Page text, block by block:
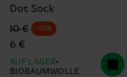
Dot Sock
Originalpreis
10 €
Reduzierter Preis
6 €
-40%
AUF LAGER
BIOBAUMWOLLE